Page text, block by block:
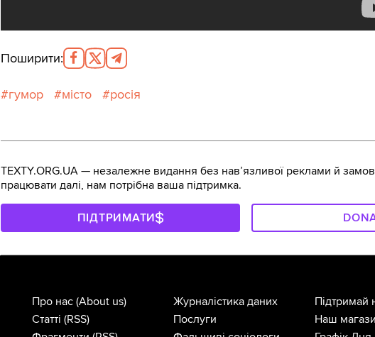
Поширити:
гумор місто росія
TEXTY.ORG.UA — незалежне видання без навʼязливої реклами й
працювати далі, нам потрібна ваша підтримка.
ПІДТРИМАТИ
Про нас (About us)
Статті (RSS)
Журналістика даних
Послуги
Підтримай
Наш